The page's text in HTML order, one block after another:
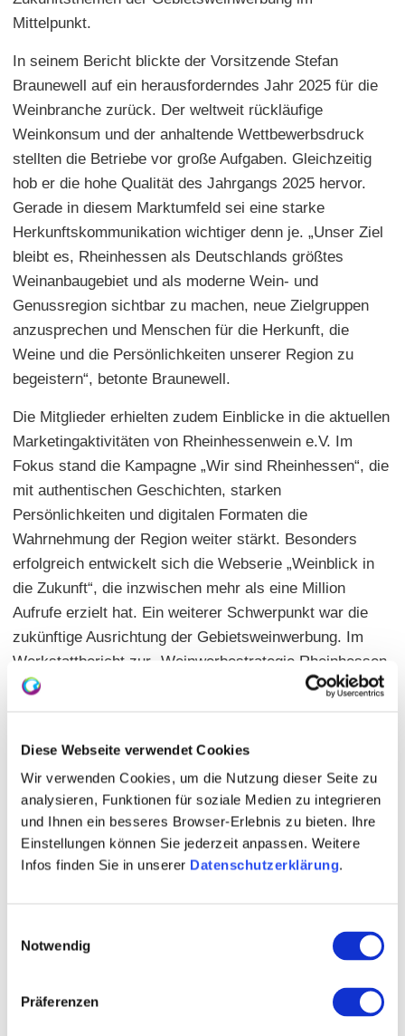
Diese Webseite verwendet Cookies
Wir verwenden Cookies, um die Nutzung dieser Seite zu
analysieren, Funktionen für soziale Medien zu integrieren
und Ihnen ein besseres Browser-Erlebnis zu bieten. Ihre
Einstellungen können Sie jederzeit anpassen. Weitere
Infos finden Sie in unserer Datenschutzerklärung.
Notwendig
Präferenzen
Mittelpunkt.
In seinem Bericht blickte der Vorsitzende Stefan
Braunewell auf ein herausforderndes Jahr 2025 für die
Weinbranche zurück. Der weltweit rückläufige
Weinkonsum und der anhaltende Wettbewerbsdruck
stellten die Betriebe vor große Aufgaben. Gleichzeitig
hob er die hohe Qualität des Jahrgangs 2025 hervor.
Gerade in diesem Marktumfeld sei eine starke
Herkunftskommunikation wichtiger denn je. „Unser Ziel
bleibt es, Rheinhessen als Deutschlands größtes
Weinanbaugebiet und als moderne Wein- und
Genussregion sichtbar zu machen, neue Zielgruppen
anzusprechen und Menschen für die Herkunft, die
Weine und die Persönlichkeiten unserer Region zu
begeistern“, betonte Braunewell.
Die Mitglieder erhielten zudem Einblicke in die aktuellen
Marketingaktivitäten von Rheinhessenwein e.V. Im
Fokus stand die Kampagne „Wir sind Rheinhessen“, die
mit authentischen Geschichten, starken
Persönlichkeiten und digitalen Formaten die
Wahrnehmung der Region weiter stärkt. Besonders
erfolgreich entwickelt sich die Webserie „Weinblick in
die Zukunft“, die inzwischen mehr als eine Million
Aufrufe erzielt hat. Ein weiterer Schwerpunkt war die
zukünftige Ausrichtung der Gebietsweinwerbung. Im
Werkstattbericht zur „Weinwerbestrategie Rheinhessen
2030+“ wurde über den laufenden Strategieprozess
Zielgruppen und Märkte zu priorisieren sowie die
Zusammenarbeit innerhalb der Region weiter
auszubauen.
Passend dazu stellte Eberhard Abele vom Deutschen
Weininstitut (DWI) im Vortrag „Neues vom DWI:
laufende Gemeinschaftskampagne im
den Anbaugebieten Rheinhessen, Mosel und Pfalz und
dem Land Rheinland-Pfalz umgesetzt wird. „Der